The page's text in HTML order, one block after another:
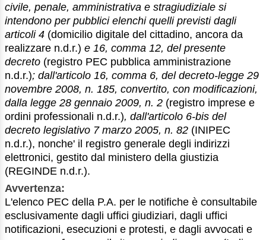
civile, penale, amministrativa e stragiudiziale si
intendono per pubblici elenchi quelli previsti dagli
articoli 4 (domicilio digitale del cittadino, ancora da
realizzare n.d.r.) e 16, comma 12, del presente
decreto (registro PEC pubblica amministrazione
n.d.r.); dall'articolo 16, comma 6, del decreto-legge 29
novembre 2008, n. 185, convertito, con modificazioni,
dalla legge 28 gennaio 2009, n. 2 (registro imprese e
ordini professionali n.d.r.), dall'articolo 6-bis del
decreto legislativo 7 marzo 2005, n. 82 (INIPEC
n.d.r.), nonche' il registro generale degli indirizzi
elettronici, gestito dal ministero della giustizia
(REGINDE n.d.r.).
Avvertenza:
L'elenco PEC della P.A. per le notifiche è consultabile
esclusivamente dagli uffici giudiziari, dagli uffici
notificazioni, esecuzioni e protesti, e dagli avvocati e